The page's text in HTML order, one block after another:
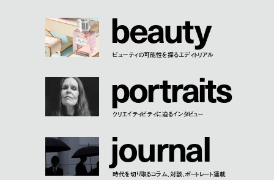
beauty
ビューティの可能性を探るエディトリアル
portraits
クリエイティビティに迫るインタビュー
journal
時代を切り取るコラム、対談、ポートレート連載